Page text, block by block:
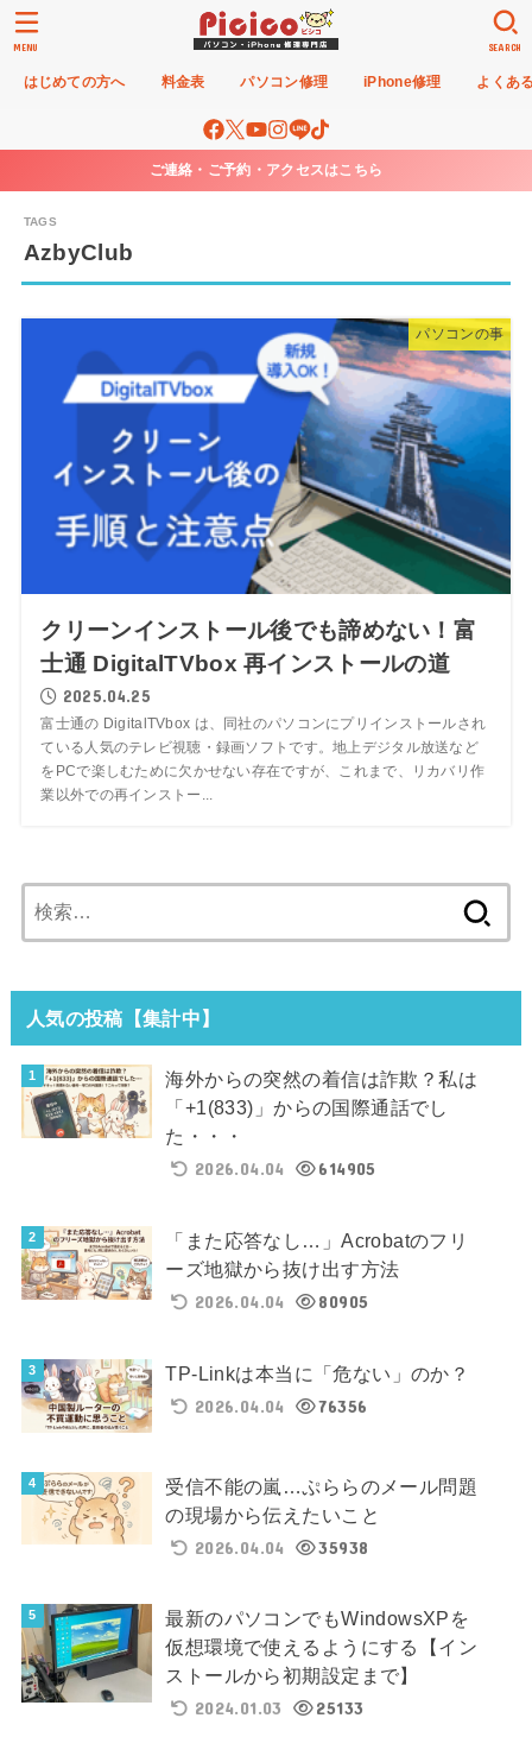
はじめての方へ 料金表 パソコン修理 iPhone修理 よくあ
SEARCH
MENU
ご連絡・ご予約・アクセスはこちら
AzbyClub
パソコンの事
クリーンインストール後でも諦めない！富
士通 DigitalTVbox 再インストールの道
2025.04.25
富士通の DigitalTVbox は、同社のパソコンにプリインストールされ
ている人気のテレビ視聴・録画ソフトです。地上デジタル放送など
をPCで楽しむために欠かせない存在ですが、これまで、リカバリ作
業以外での再インストー...
索:
人気の投稿【集計中】
海外からの突然の着信は詐欺？私は
「+1(833)」からの国際通話でし
た・・・
2026.04.04
614905
「また応答なし…」Acrobatのフリ
ーズ地獄から抜け出す方法
2026.04.04
80905
TP-Linkは本当に「危ない」のか？
2026.04.04
76356
受信不能の嵐…ぷららのメール問題
の現場から伝えたいこと
2026.04.04
35938
最新のパソコンでもWindowsXPを
仮想環境で使えるようにする【イン
ストールから初期設定まで】
2024.01.03
25133